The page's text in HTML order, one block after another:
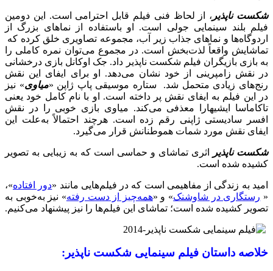
شکست ناپذیر ، از لحاظ فنی فیلم قابل احترامی است. این دومین
فیلم بلند سینمایی جولی است. او باستفاده از نماهای بزرگ از
اردوگاه‌ها و نماهای جذاب زیر آب، مجموعه تصاویری خلق کرده که
تماشایش واقعاً لذت‌بخش است. در مجموع می‌توان نمره کاملی را
به بازی بازیگران فیلم شکست ناپذیر داد. جک اوکانل بازی درخشانی
در نقش زامپرینی از خود نشان می‌دهد. او برای ایفای این نقش
رنج‌های زیادی متحمل شد. ستاره موسیقی پاپ ژاپن «میاوی» نیز
در این فیلم به ایفای نقش پر داخته است. او با نام کامل خود یعنی
تاکاماسا ایشیهارا معذفی می‌کند. میاوی بازی خوبی را در نقش
افسر سادیستی ژاپنی رقم زده است. هرچند احتمالاً به‌علت این
ایفای نقش مورد شمات هموطنانش قرار می‌گیرد.
شکست ناپذیر
اثری تماشای و حماسی است که به زیبایی به تصویر
کشیده شده است.
امید به زندگی از مفاهیمی است که در فیلم‌هایی مانند «دور افتاده»،
« رستگاری در شاوشنک» و «همه‌چیز از دست رفته» نیز به‌خوبی به
تصویر کشیده شده است؛ تماشای این فیلم‌ها را نیز پیشنهاد می‌کنیم.
خلاصه داستان فیلم سینمایی شکست ناپذیر: